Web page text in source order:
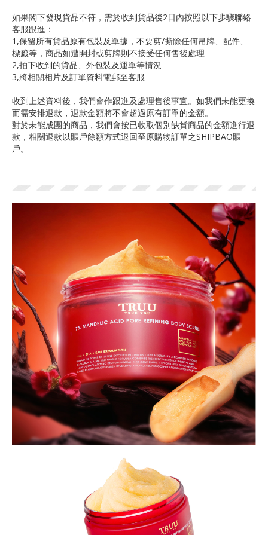
如果閣下發現貨品不符，需於收到貨品後2日內按照以下步驟聯絡
客服跟進：
1,保留所有貨品原有包裝及單據，不要剪/撕除任何吊牌、配件、
標籤等，商品如遭開封或剪牌則不接受任何售後處理
2,拍下收到的貨品、外包裝及運單等情況
3,將相關相片及訂單資料電郵至客服
收到上述資料後，我們會作跟進及處理售後事宜。如我們未能更換
而需安排退款，退款金額將不會超過原有訂單的金額。
對於未能成團的商品，我們會按已收取個別缺貨商品的金額進行退
款，相關退款以賬戶餘額方式退回至原購物訂單之SHIPBAO賬
戶。